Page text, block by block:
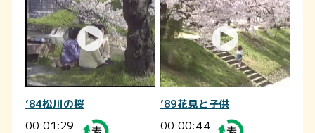
’84松川の桜
00:01:29
’89花見と子供
00:00:44